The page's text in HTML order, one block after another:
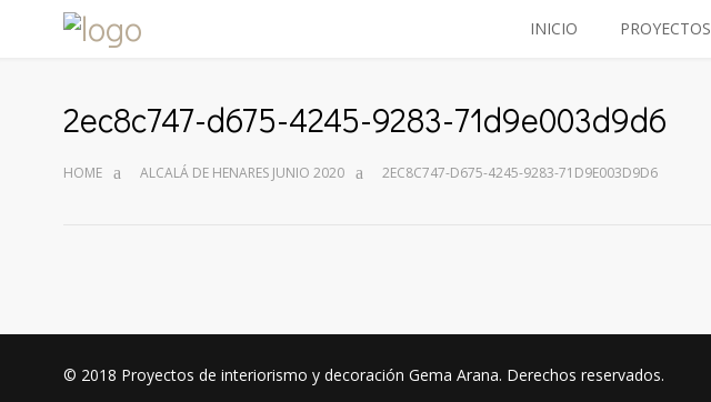
INICIO PROYECTOS
2ec8c747-d675-4245-9283-71d9e003d9d6
HOME ALCALÁ DE HENARES JUNIO 2020 2EC8C747-D675-4245-9283-71D9E003D9D6
© 2018 Proyectos de interiorismo y decoración Gema Arana. Derechos reservados.